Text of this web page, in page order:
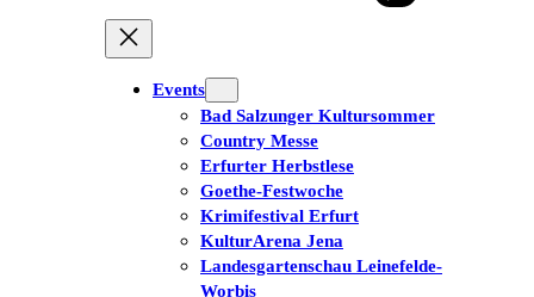
Events
Bad Salzunger Kultursommer
Country Messe
Erfurter Herbstlese
Goethe-Festwoche
Krimifestival Erfurt
KulturArena Jena
Landesgartenschau Leinefelde-
Worbis
Tickets kaufen